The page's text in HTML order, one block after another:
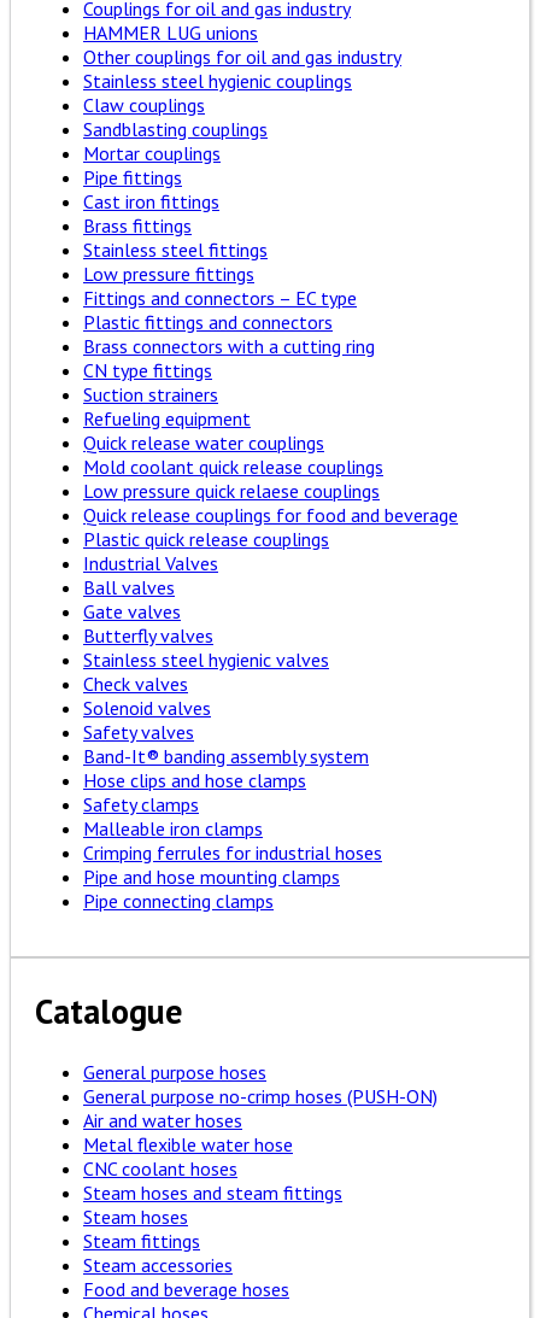
Couplings for oil and gas industry
HAMMER LUG unions
Other couplings for oil and gas industry
Stainless steel hygienic couplings
Claw couplings
Sandblasting couplings
Mortar couplings
Pipe fittings
Cast iron fittings
Brass fittings
Stainless steel fittings
Low pressure fittings
Fittings and connectors – EC type
Plastic fittings and connectors
Brass connectors with a cutting ring
CN type fittings
Suction strainers
Refueling equipment
Quick release water couplings
Mold coolant quick release couplings
Low pressure quick relaese couplings
Quick release couplings for food and beverage
Plastic quick release couplings
Industrial Valves
Ball valves
Gate valves
Butterfly valves
Stainless steel hygienic valves
Check valves
Solenoid valves
Safety valves
Band-It® banding assembly system
Hose clips and hose clamps
Safety clamps
Malleable iron clamps
Crimping ferrules for industrial hoses
Pipe and hose mounting clamps
Pipe connecting clamps
Catalogue
General purpose hoses
General purpose no-crimp hoses (PUSH-ON)
Air and water hoses
Metal flexible water hose
CNC coolant hoses
Steam hoses and steam fittings
Steam hoses
Steam fittings
Steam accessories
Food and beverage hoses
Chemical hoses